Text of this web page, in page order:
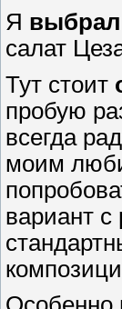
Я выбрал
салат
Тут стоит
пробую
всегда
моим
вариант